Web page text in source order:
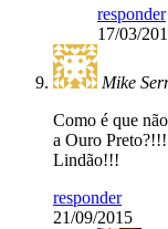
responder
17/03/
Mike
Como é que
a Ouro
Lindão!!!
responder
21/09/2015